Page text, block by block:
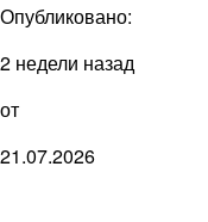
Опубликовано:
2 недели назад
от
21.07.2026